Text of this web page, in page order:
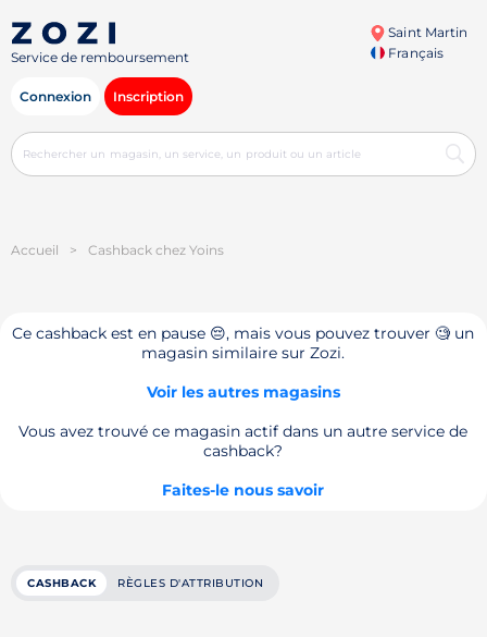
Service de remboursement
Saint Martin
Français
Connexion Inscription
Accueil > Cashback chez Yoins
Ce cashback est en pause 😔, mais vous pouvez trouver 🧐 un
magasin similaire sur Zozi.
Voir les autres magasins
Vous avez trouvé ce magasin actif dans un autre service de
cashback?
Faites-le nous savoir
CASHBACK RÈGLES D'ATTRIBUTION